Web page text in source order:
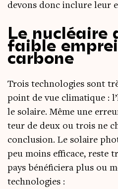
devons donc inclure leur
Le nucléaire
faible
carbone
Trois tech­no­lo­gies sont
point de vue cli­ma­tique :
le solaire. Même une
teur de deux ou trois ne
conclu­sion. Le solaire
peu moins effi­cace, reste
pays béné­fi­cie­ra plus ou
technologies :